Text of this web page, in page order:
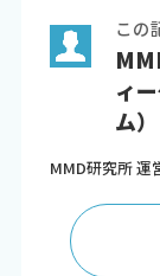
この
ィ
ム）
MMD研究所 運